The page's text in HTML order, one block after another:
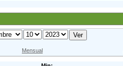
Mensual